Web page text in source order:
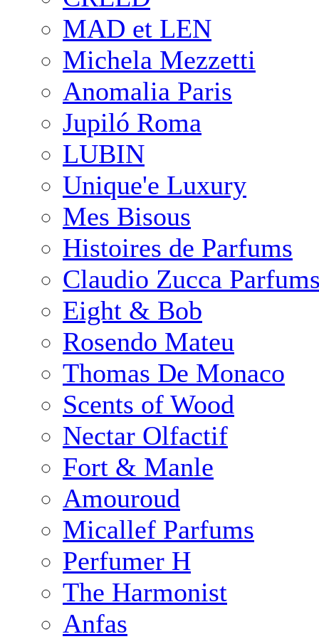
MAD et LEN
Michela Mezzetti
Anomalia Paris
Jupiló Roma
LUBIN
Unique'e Luxury
Mes Bisous
Histoires de Parfums
Claudio Zucca
Eight & Bob
Rosendo Mateu
Thomas De Monaco
Scents of Wood
Nectar Olfactif
Fort & Manle
Amouroud
Micallef Parfums
Perfumer H
The Harmonist
Anfas